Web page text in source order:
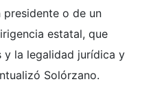
o de un
estatal, que
y la legalidad jurídica y
Solórzano.